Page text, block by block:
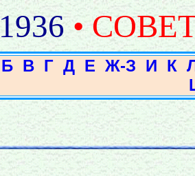
1936 •
Б В Г Д Е Ж-З И К